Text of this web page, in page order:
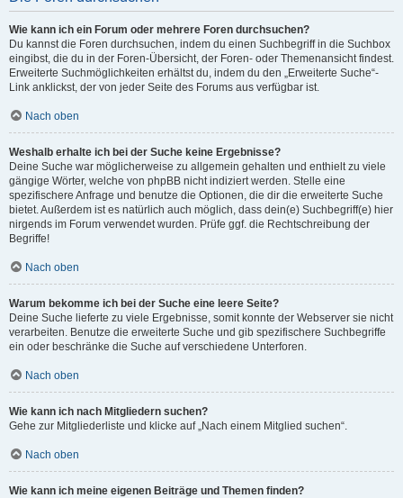
Wie kann ich ein Forum oder mehrere Foren durchsuchen?
Du kannst die Foren durchsuchen, indem du einen Suchbegriff in die Suchbox
eingibst, die du in der Foren-Übersicht, der Foren- oder Themenansicht findest.
Erweiterte Suchmöglichkeiten erhältst du, indem du den „Erweiterte Suche“-
Link anklickst, der von jeder Seite des Forums aus verfügbar ist.
Nach oben
Weshalb erhalte ich bei der Suche keine Ergebnisse?
Deine Suche war möglicherweise zu allgemein gehalten und enthielt zu viele
gängige Wörter, welche von phpBB nicht indiziert werden. Stelle eine
spezifischere Anfrage und benutze die Optionen, die dir die erweiterte Suche
bietet. Außerdem ist es natürlich auch möglich, dass dein(e) Suchbegriff(e) hier
nirgends im Forum verwendet wurden. Prüfe ggf. die Rechtschreibung der
Begriffe!
Nach oben
Warum bekomme ich bei der Suche eine leere Seite?
Deine Suche lieferte zu viele Ergebnisse, somit konnte der Webserver sie nicht
verarbeiten. Benutze die erweiterte Suche und gib spezifischere Suchbegriffe
ein oder beschränke die Suche auf verschiedene Unterforen.
Nach oben
Wie kann ich nach Mitgliedern suchen?
Gehe zur Mitgliederliste und klicke auf „Nach einem Mitglied suchen“.
Nach oben
Wie kann ich meine eigenen Beiträge und Themen finden?